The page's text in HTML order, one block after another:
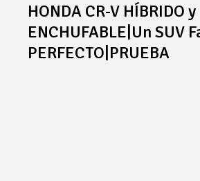
HONDA CR-V HÍBRIDO y
ENCHUFABLE|Un SUV
PERFECTO|PRUEBA